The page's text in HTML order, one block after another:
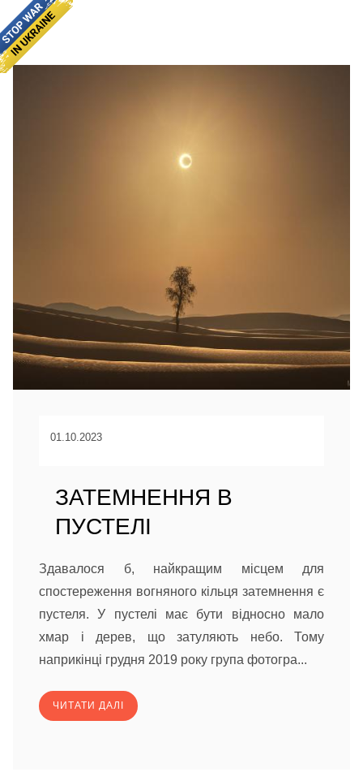
01.10.2023
ЗАТЕМНЕННЯ В
ПУСТЕЛІ
Здавалося б, найкращим місцем для
спостереження вогняного кільця затемнення є
пустеля. У пустелі має бути відносно мало
хмар і дерев, що затуляють небо. Тому
наприкінці грудня 2019 року група фотогра...
ЧИТАТИ ДАЛІ